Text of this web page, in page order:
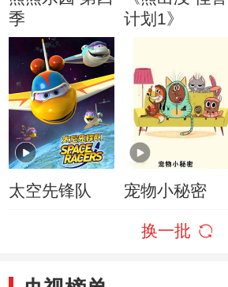
季
计划1》
太空先锋队 宠物小秘密
换一批